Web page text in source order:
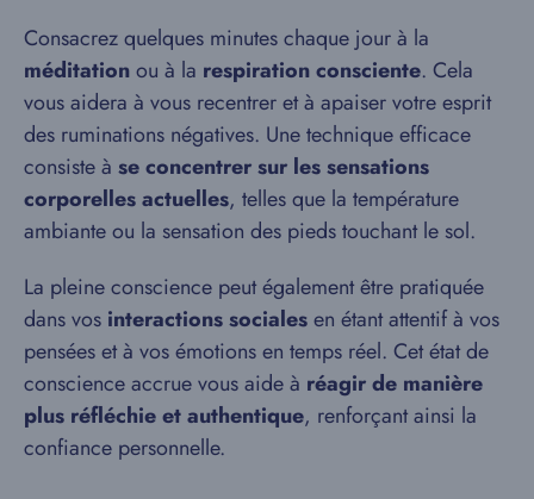
Consacrez quelques minutes chaque jour à la
méditationou à la respiration consciente. Cela
vous aidera à vous recentrer et à apaiser votre esprit
des ruminations négatives. Une technique efficace
consiste à se concentrer sur les sensations
corporelles actuelles, telles que la température
ambiante ou la sensation des pieds touchant le sol.
La pleine conscience peut également être pratiquée
dans vos interactions socialesen étant attentif à vos
pensées et à vos émotions en temps réel. Cet état de
conscience accrue vous aide à réagir de manière
plus réfléchie et authentique, renforçant ainsi la
confiance personnelle.